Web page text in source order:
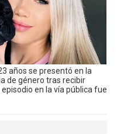
años se presentó en la
de género tras recibir
en la vía pública fue